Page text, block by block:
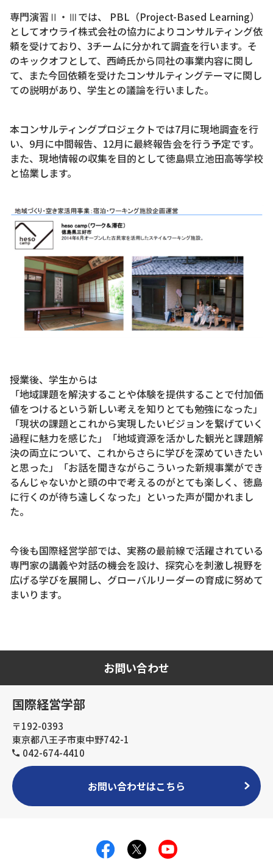
専門演習Ⅱ・Ⅲでは、 PBL（Project-Based Learning）
としてオウライ株式会社の協力によりコンサルティング依
頼を受けており、3チームに分かれて調査を行います。そ
のキックオフとして、西崎氏から同社の事業内容に関し
て、また今回依頼を受けたコンサルティングテーマに関し
ての説明があり、学生との議論を行いました。
本コンサルティングプロジェクトでは7月に現地調査を行
い、9月に中間報告、12月に最終報告会を行う予定です。
また、現地情報の収集を目的として徳島県立池田高等学校
と協業します。
授業後、学生からは
「地域課題を解決することや体験を提供することで付加価
値をつけるという新しい考えを知りとても勉強になった」
「現状の課題とこれから実現したいビジョンを繋げていく
過程に魅力を感じた」「地域資源を活かした観光と課題解
決の両立について、これからさらに学びを深めていきたい
と思った」「お話を聞きながらこういった新規事業ができ
るんじゃないかと頭の中で考えるのがとても楽しく、徳島
に行くのが待ち遠しくなった」といった声が聞かれまし
た。
今後も国際経営学部では、実務の最前線で活躍されている
専門家の講義や対話の機会を設け、探究心を刺激し視野を
広げる学びを展開し、グローバルリーダーの育成に努めて
まいります。
お問い合わせ
国際経営学部
〒192-0393
東京都八王子市東中野742-1
042-674-4410
お問い合わせはこちら